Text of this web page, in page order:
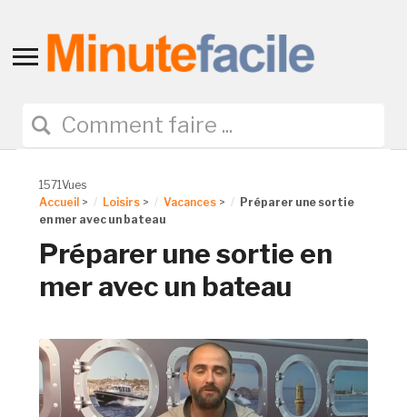
Toggle
navigation
1571Vues
Accueil > Loisirs > Vacances >
Préparer une sortie
en mer avec un bateau
Préparer une sortie en
mer avec un bateau